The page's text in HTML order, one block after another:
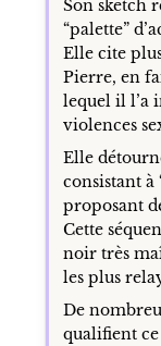
Son sketch
“palette”
Elle cite
Pierre, en
lequel il l’a
violences
Elle
consistant à
proposant
Cette
noir très
les plus
De
qualifient ce